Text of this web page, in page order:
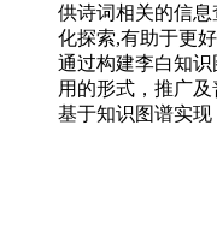
供诗词相关的信
化探索,有助于更
通过构建李白知
用的形式，推广
基于知识图谱实现